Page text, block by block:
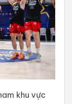
khu vực